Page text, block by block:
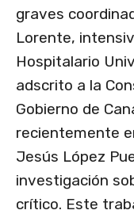
graves
Lorente,
Hospitalario
adscrito a la
Gobierno de
recientemente
Jesús López
investigación
crítico. Este